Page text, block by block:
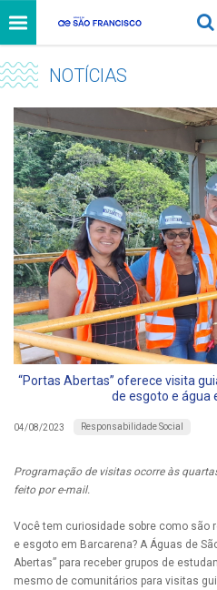
NOTÍCIAS
“Portas Abertas” oferece visita
de esgoto e água
04/08/2023 Responsabilidade Social
Programação de visitas ocorre às
feito por e-mail.
Você tem curiosidade sobre como são
e esgoto em Barcarena? A Águas de
Abertas” para receber grupos de
mesmo de comunitários para visitas